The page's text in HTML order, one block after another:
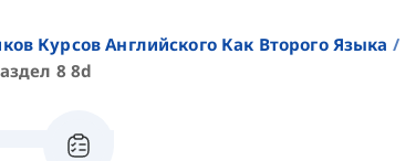
Курсов Английского Как Второго Языка
8 8d